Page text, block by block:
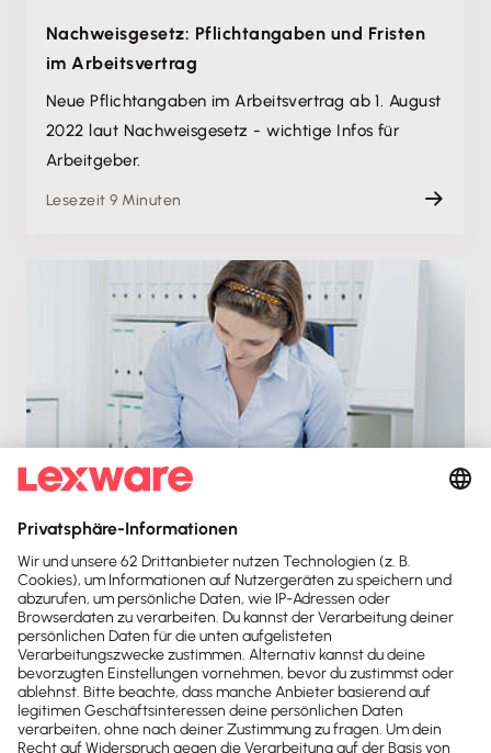
Nachweisgesetz: Pflichtangaben und Fristen
im Arbeitsvertrag
Neue Pflichtangaben im Arbeitsvertrag ab 1. August
2022 laut Nachweisgesetz - wichtige Infos für
Arbeitgeber.
Lesezeit 9 Minuten
Buchhaltung & Finanzen
Bürokratieentlastung für Betriebe
Diese Maßnahmen sollen die Bürokratie für
Unternehmen erleichtern.
Lesezeit 9 Minuten